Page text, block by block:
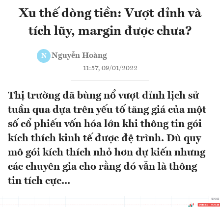
Xu thế dòng tiền: Vượt đỉnh và
tích lũy, margin được chưa?
N Nguyễn Hoàng
11:57, 09/01/2022
Thị trường đã bùng nổ vượt đỉnh lịch sử
tuần qua dựa trên yếu tố tăng giá của một
số cổ phiếu vốn hóa lớn khi thông tin gói
kích thích kinh tế được đệ trình. Dù quy
mô gói kích thích nhỏ hơn dự kiến nhưng
các chuyên gia cho rằng đó vẫn là thông
tin tích cực...